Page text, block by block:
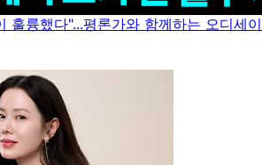
훌륭했다"...평론가와 함께하는 오디세